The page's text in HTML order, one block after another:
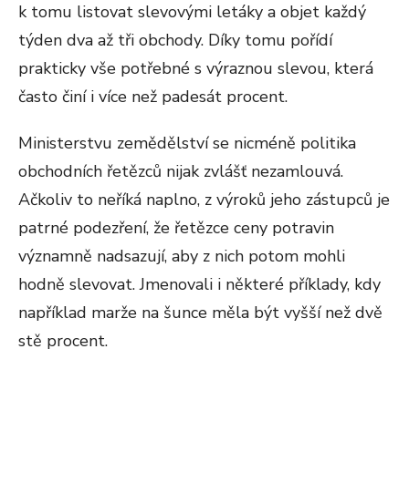
k tomu listovat slevovými letáky a objet každý
týden dva až tři obchody. Díky tomu pořídí
prakticky vše potřebné s výraznou slevou, která
často činí i více než padesát procent.
Ministerstvu zemědělství se nicméně politika
obchodních řetězců nijak zvlášť nezamlouvá.
Ačkoliv to neříká naplno, z výroků jeho zástupců je
patrné podezření, že řetězce ceny potravin
významně nadsazují, aby z nich potom mohli
hodně slevovat. Jmenovali i některé příklady, kdy
například marže na šunce měla být vyšší než dvě
stě procent.